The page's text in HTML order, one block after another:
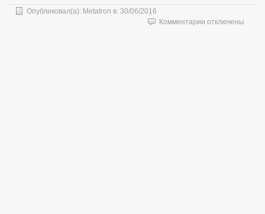
Опубликовал(а): Metatron в: 30/06/2016
Комментарии котключены